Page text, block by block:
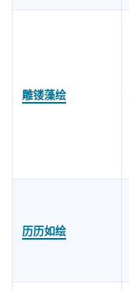
雕镂藻绘
历历如绘